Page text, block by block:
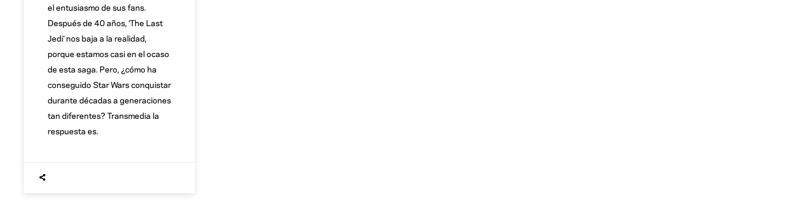
el entusiasmo de sus fans.
Después de 40 años, ‘The Last
Jedi’ nos baja a la realidad,
porque estamos casi en el ocaso
de esta saga. Pero, ¿cómo ha
conseguido Star Wars conquistar
durante décadas a generaciones
tan diferentes? Transmedia la
respuesta es.